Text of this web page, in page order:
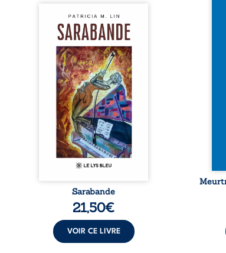
Aux chants crépitants de l’été,
Sous le silence ouaté de la
neige en hiver, Au cours de
nuits pâles, Dans la clarté
bienveillante de la lune, Rêves,
pensées, révoltes et espoirs…
Des mots s’assemblent, colorés,
rebelles aux règles de la
poésie, mais chantant en
rythme. Ils forment une
sarabande, passionnée souvent,
Sarabande
21,50€
VOIR CE LIVRE
Et
les